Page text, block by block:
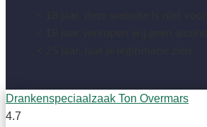
Drankenspeciaalzaak Ton Overmars
4.7